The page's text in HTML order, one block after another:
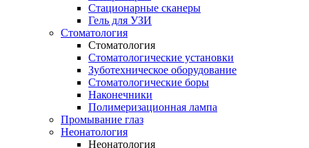
Стационарные сканеры
Гель для УЗИ
Стоматология
Стоматология
Стоматологические установки
Зуботехническое оборудование
Стоматологические боры
Наконечники
Полимеризационная лампа
Промывание глаз
Неонатология
Неонатология